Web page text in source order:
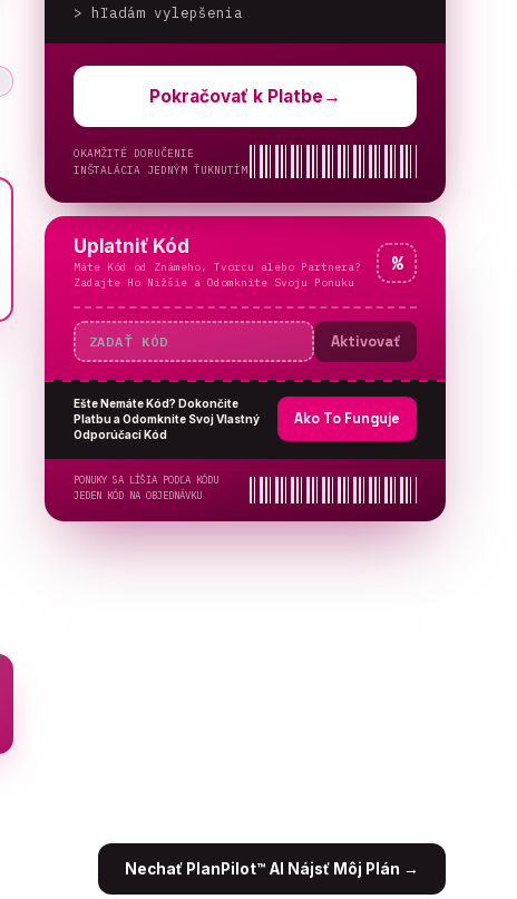
> hľadám vylepšenia
Pokračovať k Platbe →
OKAMŽITÉ DORUČENIE
INŠTALÁCIA JEDNÝM ŤUKNUTÍM
Uplatniť Kód
Máte Kód od Známeho, Tvorcu alebo Partnera?
Zadajte Ho Nižšie a Odomknite Svoju Ponuku
%
Aktivovať
Ešte Nemáte Kód? Dokončite
Platbu a Odomknite Svoj Vlastný
Odporúčací Kód
Ako To Funguje
PONUKY SA LÍŠIA PODĽA KÓDU
JEDEN KÓD NA OBJEDNÁVKU
Nechať PlanPilot™ AI Nájsť Môj Plán →